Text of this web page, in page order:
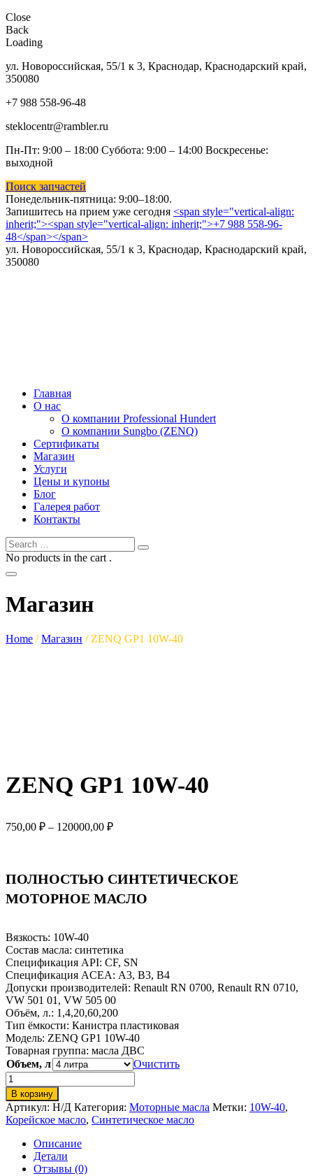
Close
Back
Loading
ул. Новороссийская, 55/1 к 3, Краснодар, Краснодарский край,
350080
+7 988 558-96-48
steklocentr@rambler.ru
Пн-Пт: 9:00 – 18:00 Суббота: 9:00 – 14:00 Воскресенье:
выходной
Поиск запчастей
Понедельник-пятница: 9:00–18:00.
Запишитесь на прием уже сегодня <span style="vertical-align:
inherit;"><span style="vertical-align: inherit;">+7 988 558-96-
48</span></span>
ул. Новороссийская, 55/1 к 3, Краснодар, Краснодарский край,
350080
Главная
О нас
О компании Professional Hundert
О компании Sungbo (ZENQ)
Сертификаты
Магазин
Услуги
Цены и купоны
Блог
Галерея работ
Контакты
No products in the cart .
Магазин
Home /Магазин / ZENQ GP1 10W-40
ZENQ GP1 10W-40
750,00 ₽ – 120000,00 ₽Диапазон
120000,00 ₽
ПОЛНОСТЬЮ СИНТЕТИЧЕСКОЕ
МОТОРНОЕ МАСЛО
Вязкость: 10W-40
Состав масла: синтетика
Спецификация API: CF, SN
Спецификация ACEA: A3, B3, B4
Допуски производителей: Renault RN 0700, Renault RN 0710,
VW 501 01, VW 505 00
Объём, л.: 1,4,20,60,200
Тип ёмкости: Канистра пластиковая
Модель: ZENQ GP1 10W-40
Товарная группа: масла ДВС
Объем, л
Очистить
Количество
товара
ZENQ
GP1
10W-
В корзину
Артикул: Н/Д Категория: Моторные масла Метки: 10W-40,
Корейское масло, Синтетическое масло
Описание
Детали
Отзывы (0)